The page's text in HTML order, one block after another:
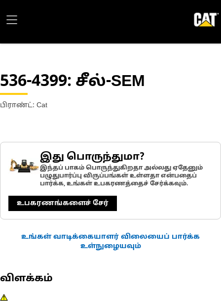
536-4399: சீல்-SEM
பிராண்ட்: Cat
இது பொருந்துமா?
இந்தப் பாகம் பொருந்துகிறதா அல்லது ஏதேனும்
பழுதுபார்ப்பு விருப்பங்கள் உள்ளதா என்பதைப்
பார்க்க, உங்கள் உபகரணத்தைச் சேர்க்கவும்.
உபகரணங்களைச் சேர்
உங்கள் வாடிக்கையாளர் விலையைப் பார்க்க
உள்நுழையவும்
விளக்கம்